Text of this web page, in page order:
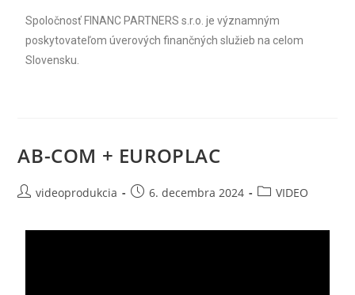
Spoločnosť FINANC PARTNERS s.r.o. je významným
poskytovateľom úverových finančných služieb na celom
Slovensku.
AB-COM + EUROPLAC
videoprodukcia 6. decembra 2024 VIDEO